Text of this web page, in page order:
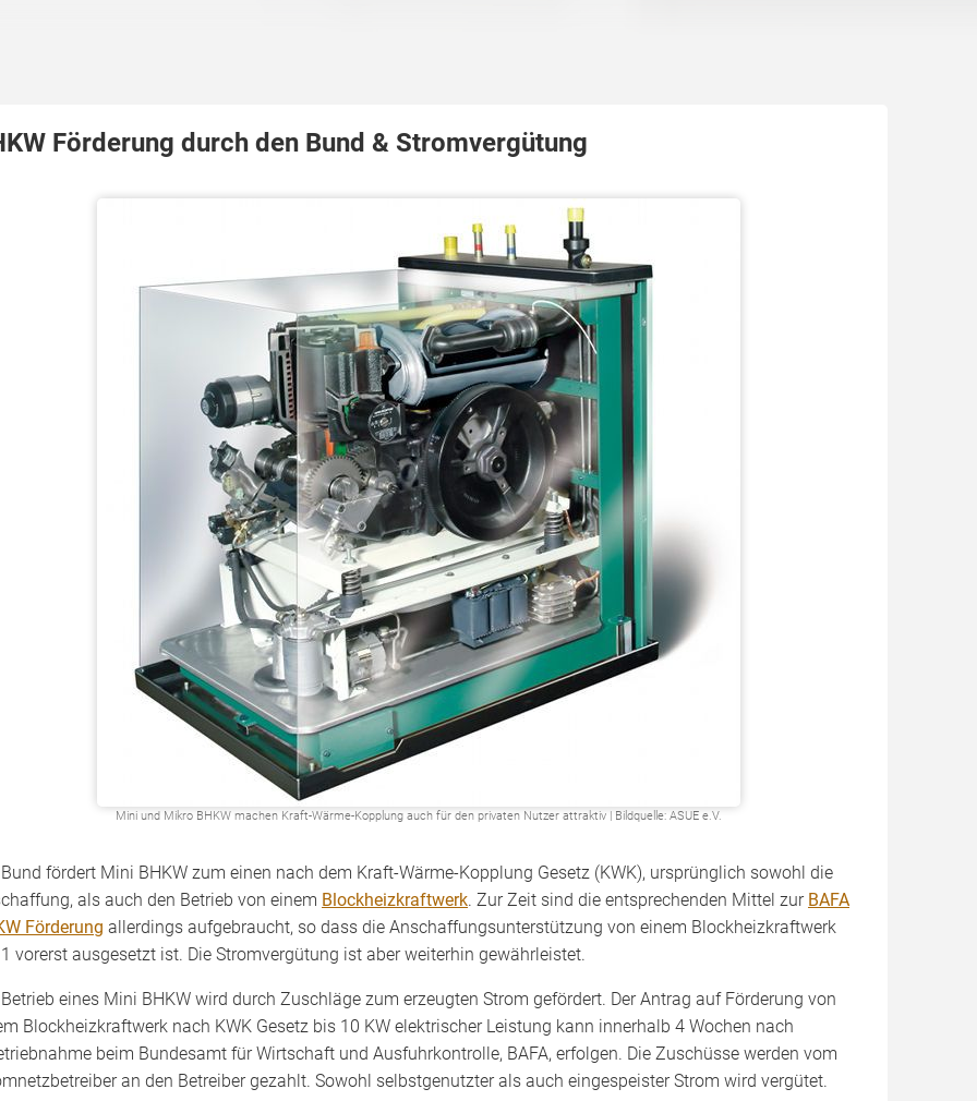
Förderung durch den Bund & Stromvergütung
Mini und Mikro BHKW machen Kraft-Wärme-Kopplung auch für den privaten Nutzer attraktiv | Bildquelle: ASUE e.V.
Bund fördert Mini BHKW zum einen nach dem Kraft-Wärme-Kopplung Gesetz (KWK), ursprünglich sowohl die
als auch den Betrieb von einem Blockheizkraftwerk. Zur Zeit sind die entsprechenden Mittel zur BAFA
Förderung allerdings aufgebraucht, so dass die Anschaffungsunterstützung von einem Blockheizkraftwerk
vorerst ausgesetzt ist. Die Stromvergütung ist aber weiterhin gewähr­leistet.
Betrieb eines Mini BHKW wird durch Zuschläge zum erzeugten Strom gefördert. Der Antrag auf Förderung von
Block­heiz­kraftwerk nach KWK Gesetz bis 10 KW elektrischer Leistung kann innerhalb 4 Wochen nach
beim Bundes­amt für Wirtschaft und Ausfuhr­kontrolle, BAFA, erfolgen. Die Zuschüsse werden vom
an den Betreiber gezahlt. Sowohl selbstgenutzter als auch eingespeister Strom wird vergütet.